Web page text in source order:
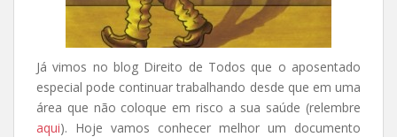
Já vimos no blog Direito de Todos que o aposentado
especial pode continuar trabalhando desde que em uma
área que não coloque em risco a sua saúde (relembre
aqui). Hoje vamos conhecer melhor um documento